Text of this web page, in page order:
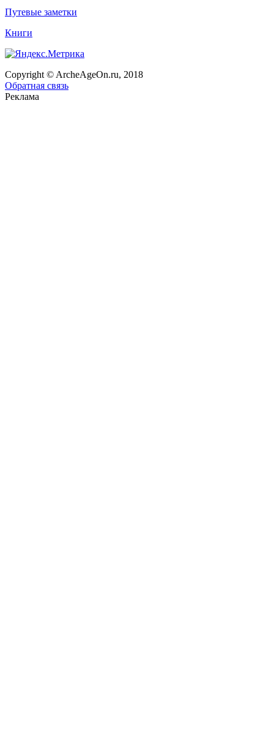
Путевые заметки
Книги
Copyright © ArcheAgeOn.ru, 2018
Обратная связь
Реклама